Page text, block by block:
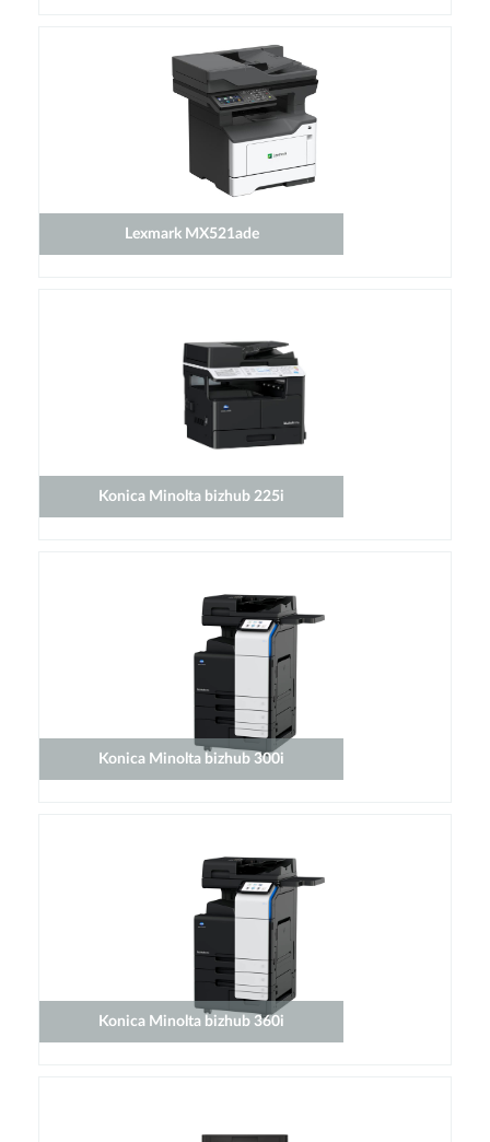
Lexmark MX521ade
Konica Minolta bizhub 225i
Konica Minolta bizhub 300i
Konica Minolta bizhub 360i